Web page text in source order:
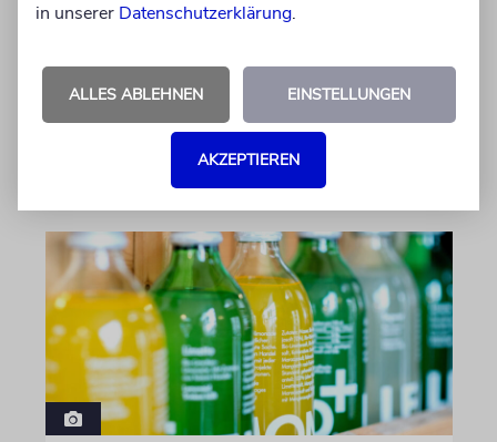
Beim Kauf der Maschine wurde bewusst auf
israelische Rüstungskonzern Elbit Systems an
dem Produkt beteiligt ist
in unserer Datenschutzerklärung.
ALLES ABLEHNEN EINSTELLUNGEN
AKZEPTIEREN